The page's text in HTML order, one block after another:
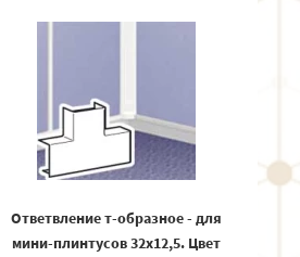
Ответвление т-образное - для
мини-плинтусов 32x12,5. Цвет